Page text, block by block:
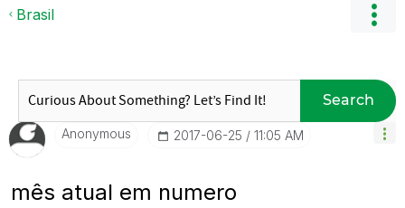
Brasil
Search
Anonymous ‎2017-06-25 11:05 AM
mês atual em numero